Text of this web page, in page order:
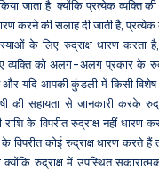
जाता है, क्योंकि प्रत्येक व्यक्ति
करने की सलाह दी जाती है, प्रत्येक
के लिए रुद्राक्ष धारण करता
व्यक्ति को अलग-अलग प्रकार के
और यदि आपकी कुंडली में किसी विशेष
की सहायता से जानकारी करके
के विपरीत रुद्राक्ष नहीं धारण
विपरीत कोई रुद्राक्ष धारण करते हैं
क्योंकि रुद्राक्ष में उपस्थित